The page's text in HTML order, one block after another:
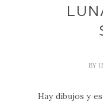
BY
Hay dibujos y